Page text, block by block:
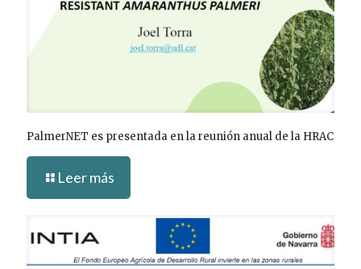
PalmerNET es presentada en la reunión anual de la HRAC
Leer más